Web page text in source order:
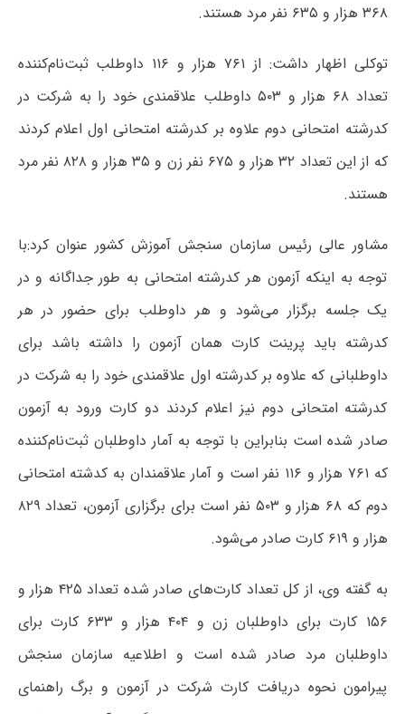
۳۶۸ هزار و ۶۳۵ نفر مرد هستند.
توکلی اظهار داشت: از ۷۶۱ هزار و ۱۱۶ داوطلب ثبت‌نام‌کننده
تعداد ۶۸ هزار و ۵۰۳ داوطلب علاقمندی خود را به شرکت در
کدرشته امتحانی دوم علاوه بر کدرشته امتحانی اول اعلام کردند
که از این تعداد ۳۲ هزار و ۶۷۵ نفر زن و ۳۵ هزار و ۸۲۸ نفر مرد
هستند.
مشاور عالی رئیس سازمان سنجش آموزش کشور عنوان کرد:‌با
توجه به اینکه آزمون هر کدرشته امتحانی به طور جداگانه و در
یک جلسه برگزار می‌شود و هر داوطلب برای حضور در هر
کدرشته باید پرینت کارت همان آزمون را داشته باشد برای
داوطلبانی که علاوه بر کدرشته اول علاقمندی خود را به شرکت در
کدرشته امتحانی دوم نیز اعلام کردند دو کارت ورود به آزمون
صادر شده است بنابراین با توجه به آمار داوطلبان ثبت‌نام‌کننده
که ۷۶۱ هزار و ۱۱۶ نفر است و آمار علاقمندان به کدشته امتحانی
دوم که ۶۸ هزار و ۵۰۳ نفر است برای برگزاری آزمون، تعداد ۸۲۹
هزار و ۶۱۹ کارت صادر می‌شود.
به گفته وی،‌ از کل تعداد کارت‌های صادر شده تعداد ۴۲۵ هزار و
۱۵۶ کارت برای داوطلبان زن و ۴۰۴ هزار و ۶۳۳ کارت برای
داوطلبان مرد صادر شده است و اطلاعیه سازمان سنجش
پیرامون نحوه دریافت کارت شرکت در‌ آزمون و برگ راهنمای